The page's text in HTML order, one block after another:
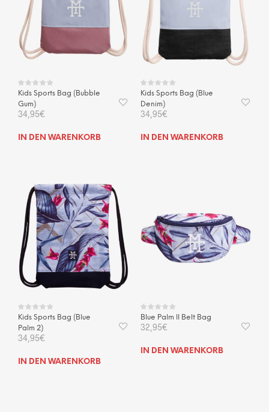
Kids Sports Bag (Bubble
Gum)
34,95€
IN DEN WARENKORB
Kids Sports Bag (Blue
Denim)
34,95€
IN DEN WARENKORB
Kids Sports Bag (Blue
Palm 2)
34,95€
IN DEN WARENKORB
Blue Palm II Belt Bag
32,95€
IN DEN WARENKORB